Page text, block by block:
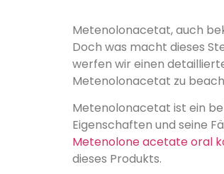
Metenolonacetat, auch
Doch was macht dieses
werfen wir einen
Metenolonacetat zu
Metenolonacetat ist ein
Eigenschaften und seine
Metenolone acetate oral
dieses Produkts.